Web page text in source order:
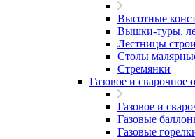
Высотные
Вышки-туры,
Лестницы
Столы
Стремянки
Газовое и сварочное
Газовое и
Газовые
Газовые